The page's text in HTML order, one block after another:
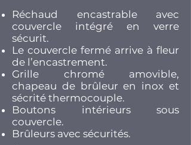
Réchaud encastrable avec
couvercle intégré en verre
sécurit.
Le couvercle fermé arrive à fleur
de l’encastrement.
Grille chromé amovible,
chapeau de brûleur en inox et
sécrité thermocouple.
Boutons intérieurs sous
couvercle.
Brûleurs avec sécurités.